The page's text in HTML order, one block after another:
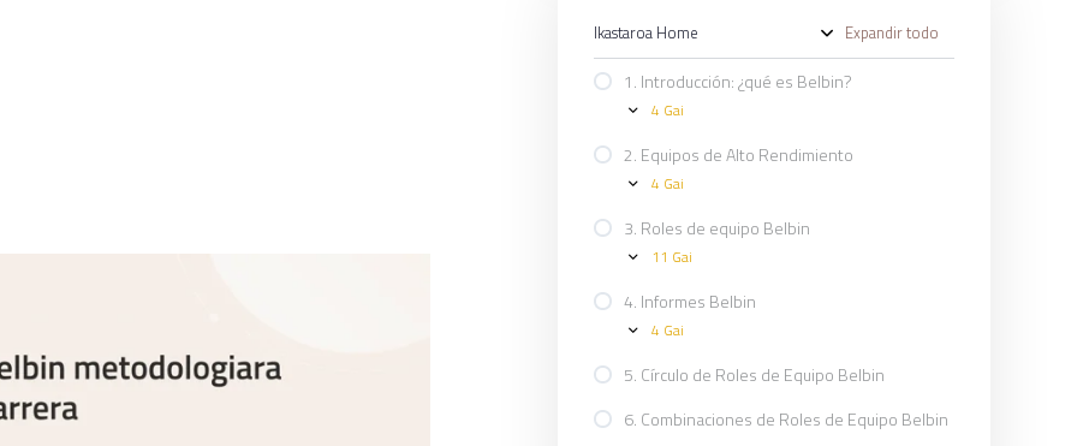
Ikastaroa Home
Expandir todo
1. Introducción: ¿qué es Belbin?
Expand
1.
¿qué
Belbin?
4 Gai
2. Equipos de Alto Rendimiento
Expand
2.
de
Rendimiento
4 Gai
3. Roles de equipo Belbin
Expand
3.
de
Belbin
11 Gai
4. Informes Belbin
Expand
4.
Belbin
4 Gai
5. Círculo de Roles de Equipo Belbin
6. Combinaciones de Roles de Equipo Belbin